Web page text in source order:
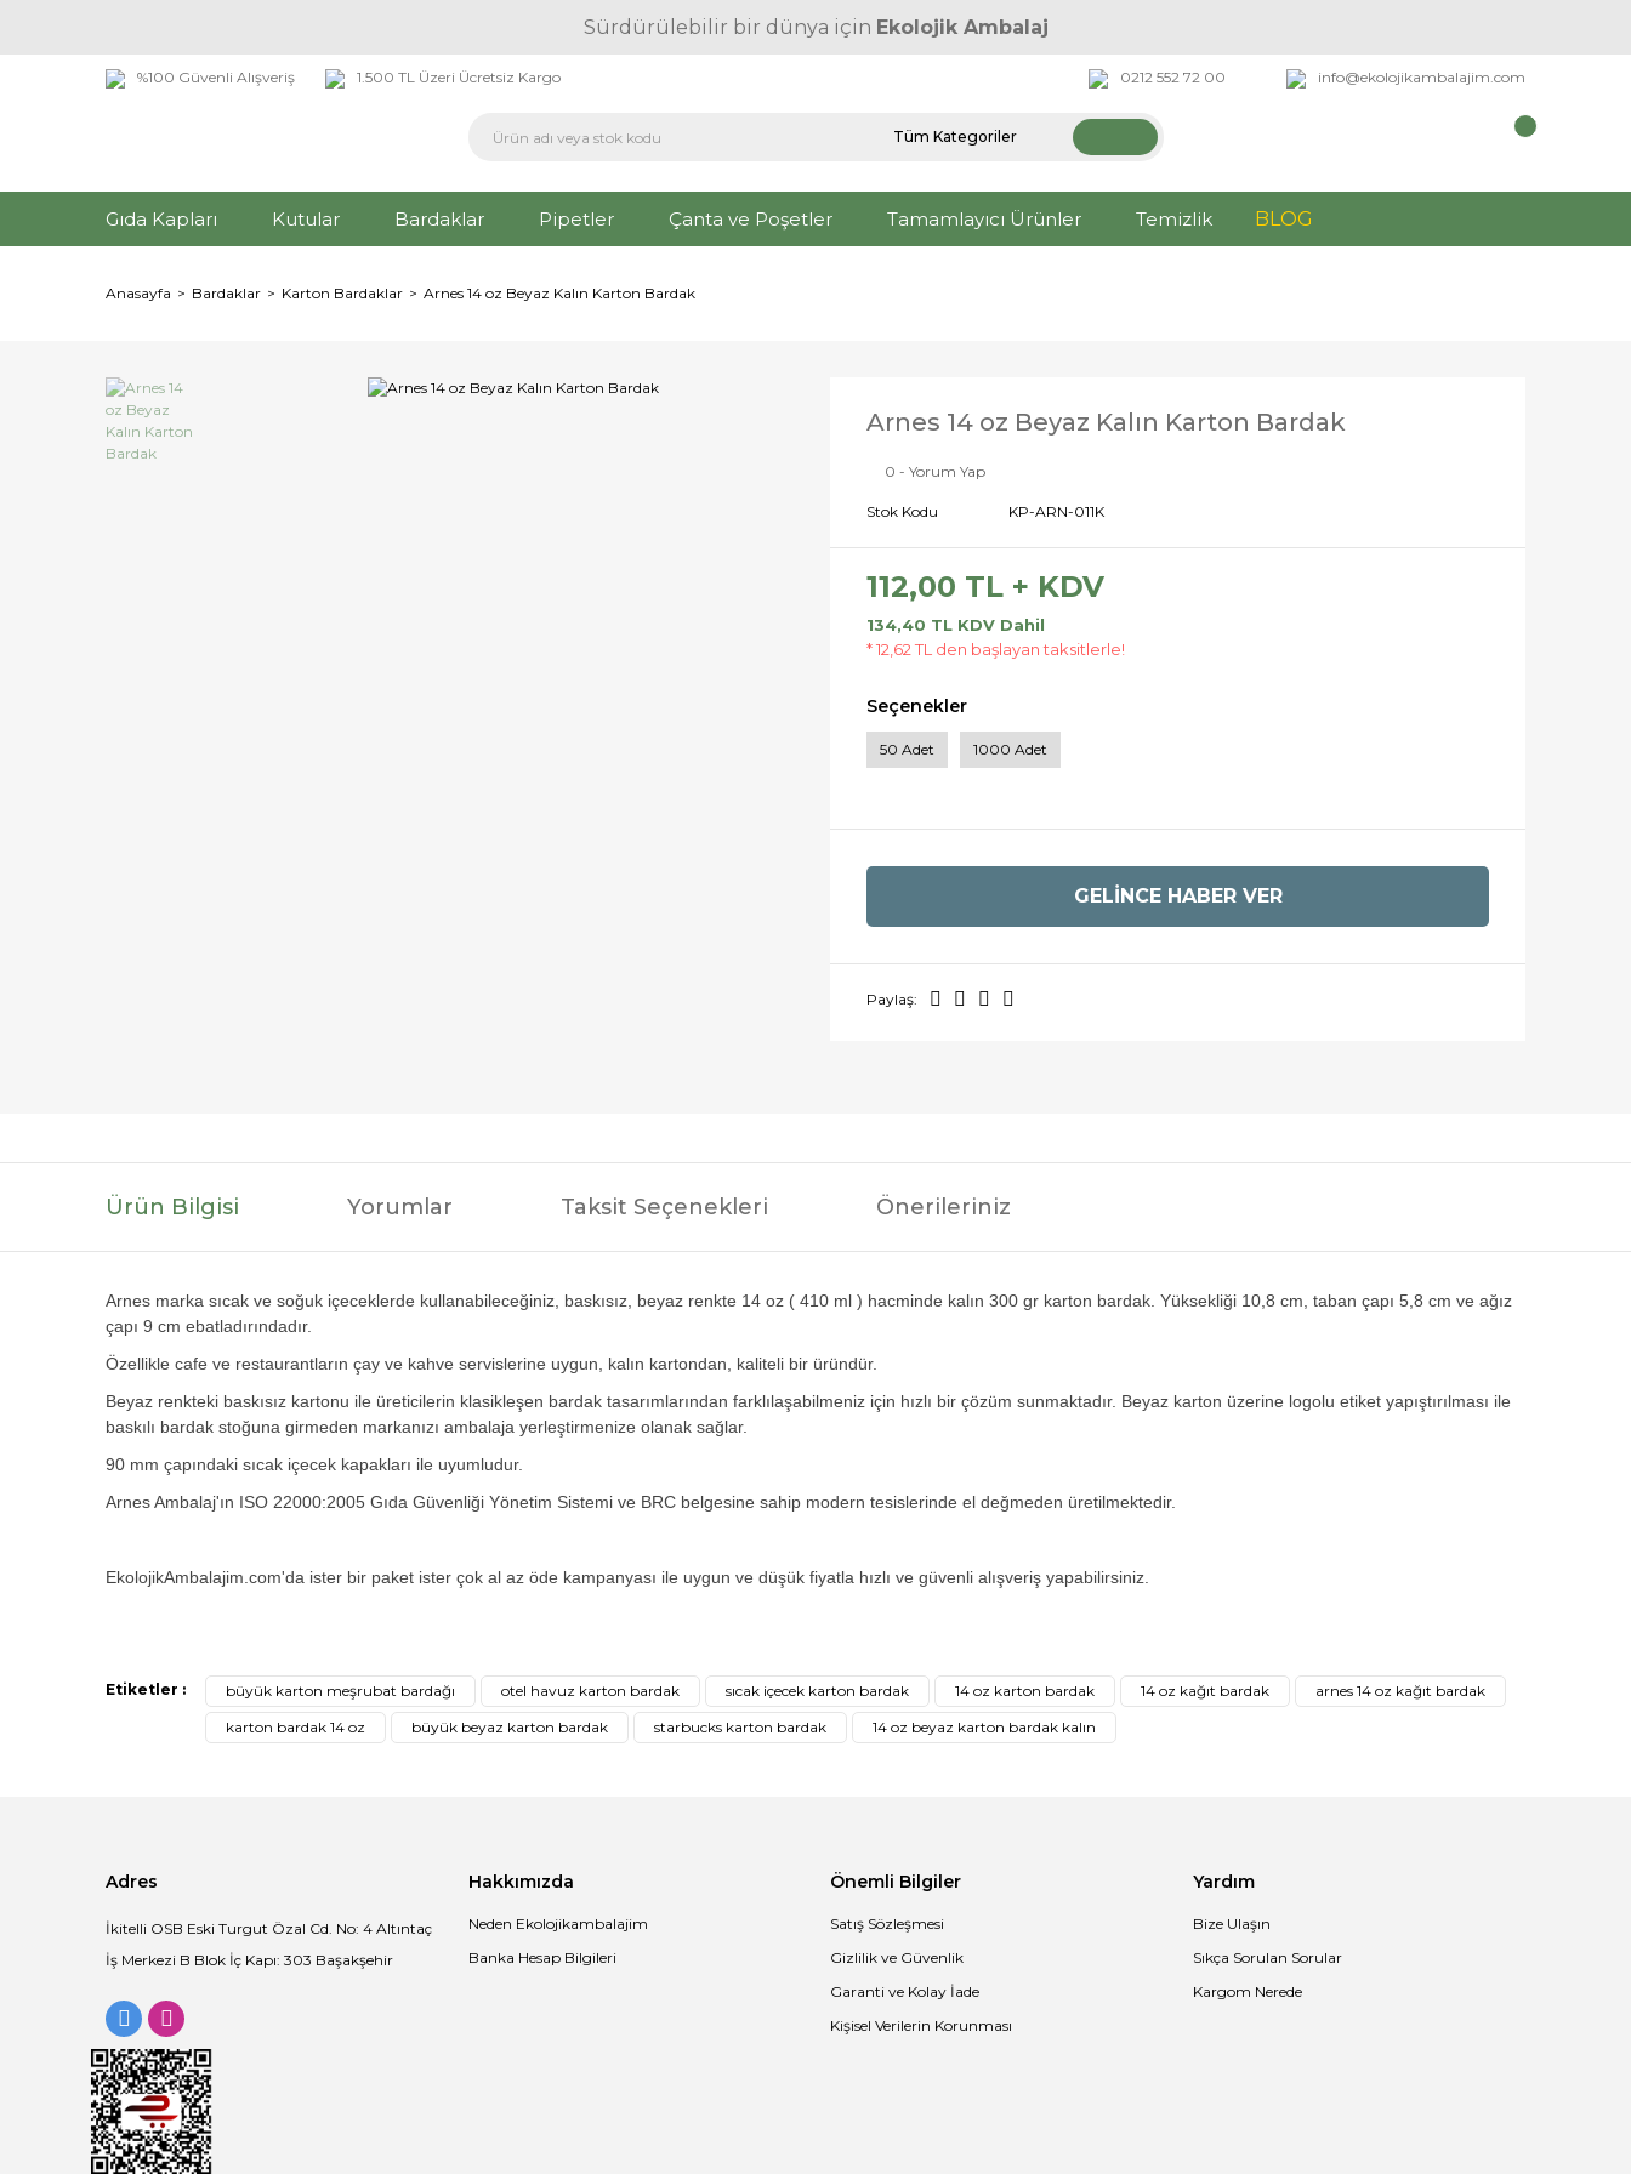
Sürdürülebilir bir dünya için Ekolojik Ambalaj
%100 Güvenli Alışveriş 1.500 TL Üzeri Ücretsiz Kargo 0212 552 72 00 info@ekolojikambalajim.com
Gıda Kapları Kutular Bardaklar Pipetler Çanta ve Poşetler Tamamlayıcı Ürünler Temizlik BLOG
Anasayfa Bardaklar Karton Bardaklar Arnes 14 oz Beyaz Kalın Karton Bardak
Arnes 14 oz Beyaz Kalın Karton Bardak
0 - Yorum Yap
Stok Kodu KP-ARN-011K
112,00 TL + KDV
134,40 TL KDV Dahil
* 12,62 TL den başlayan taksitlerle!
Seçenekler
50 Adet 1000 Adet
GELİNCE HABER VER
Paylaş:
Ürün Bilgisi Yorumlar Taksit Seçenekleri Önerileriniz
Arnes marka sıcak ve soğuk içeceklerde kullanabileceğiniz, baskısız, beyaz renkte 14 oz ( 410 ml ) hacminde kalın 300 gr karton bardak. Yüksekliği 10,8 cm, taban çapı 5,8 cm ve ağız
çapı 9 cm ebatladırındadır.
Özellikle cafe ve restaurantların çay ve kahve servislerine uygun, kalın kartondan, kaliteli bir üründür.
Beyaz renkteki baskısız kartonu ile üreticilerin klasikleşen bardak tasarımlarından farklılaşabilmeniz için hızlı bir çözüm sunmaktadır. Beyaz karton üzerine logolu etiket yapıştırılması ile
baskılı bardak stoğuna girmeden markanızı ambalaja yerleştirmenize olanak sağlar.
90 mm çapındaki sıcak içecek kapakları ile uyumludur.
Arnes Ambalaj'ın ISO 22000:2005 Gıda Güvenliği Yönetim Sistemi ve BRC belgesine sahip modern tesislerinde el değmeden üretilmektedir.
EkolojikAmbalajim.com'da ister bir paket ister çok al az öde kampanyası ile uygun ve düşük fiyatla hızlı ve güvenli alışveriş yapabilirsiniz.
Bu ürüne ilk yorumu siz yapın!
Bu ürünün fiyat bilgisi, resim, ürün açıklamalarında ve diğer konularda yetersiz gördüğünüz noktaları öneri formunu kullanarak tarafımıza iletebilirsiniz.
Görüş ve önerileriniz için teşekkür ederiz.
Etiketler : büyük karton meşrubat bardağı otel havuz karton bardak sıcak içecek karton bardak 14 oz karton bardak 14 oz kağıt bardak
arnes 14 oz kağıt bardak
karton bardak 14 oz
büyük beyaz karton bardak starbucks karton bardak 14 oz beyaz karton bardak kalın
Adres
İkitelli OSB Eski Turgut Özal Cd. No: 4 Altıntaç
İş Merkezi B Blok İç Kapı: 303 Başakşehir
Hakkımızda
Neden Ekolojikambalajim
Banka Hesap Bilgileri
Önemli Bilgiler
Satış Sözleşmesi
Gizlilik ve Güvenlik
Garanti ve Kolay İade
Kişisel Verilerin Korunması
Yardım
Bize Ulaşın
Sıkça Sorulan Sorular
Kargom Nerede